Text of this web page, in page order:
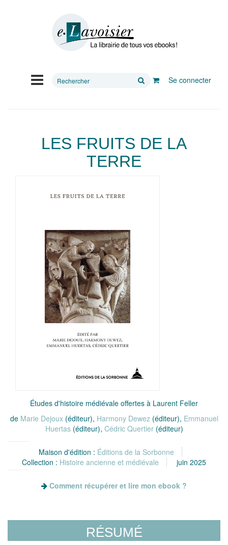
Rechercher
Se connecter
LES FRUITS DE LA
TERRE
Études d'histoire médiévale offertes à Laurent Feller
de Marie Dejoux(éditeur), Harmony Dewez(éditeur), Emmanuel
Huertas(éditeur), Cédric Quertier(éditeur)
Maison d'édition : Éditions de la Sorbonne
Collection : Histoire ancienne et médiévale juin 2025
Comment récupérer et lire mon ebook ?
RÉSUMÉ